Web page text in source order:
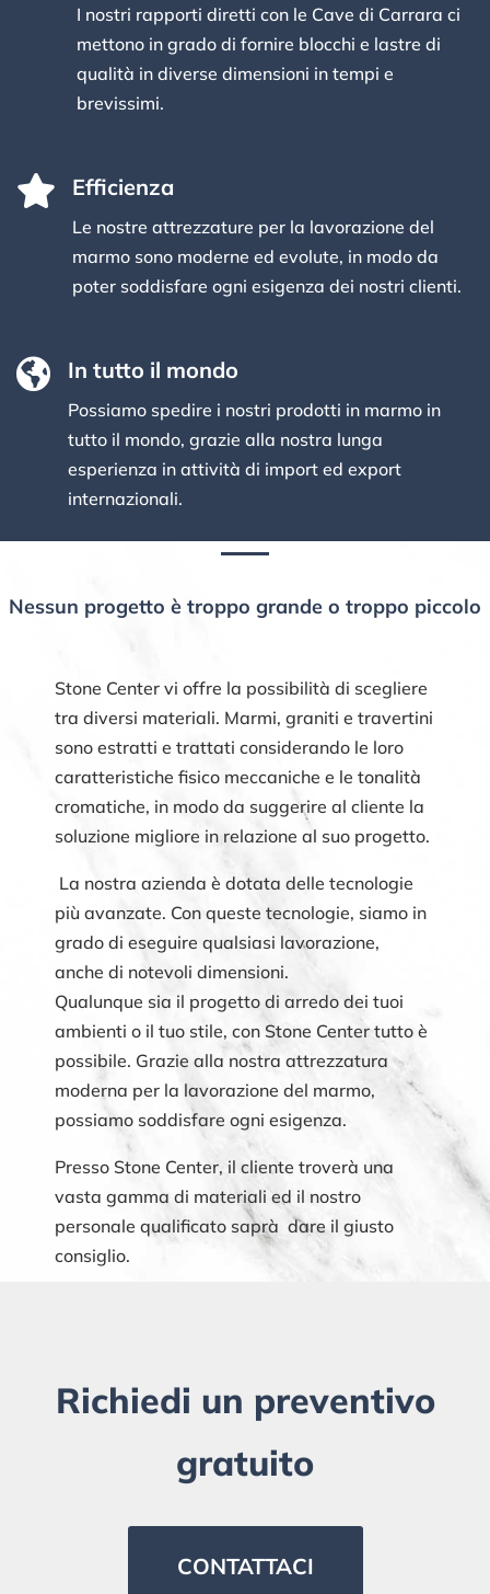
I nostri rapporti diretti con le Cave di Carrara ci
mettono in grado di fornire blocchi e lastre di
qualità in diverse dimensioni in tempi e
brevissimi.
 Efficienza
Le nostre attrezzature per la lavorazione del
marmo sono moderne ed evolute, in modo da
poter soddisfare ogni esigenza dei nostri clienti.
 In tutto il mondo
Possiamo spedire i nostri prodotti in marmo in
tutto il mondo, grazie alla nostra lunga
esperienza in attività di import ed export
internazionali.
Nessun progetto è troppo grande o troppo piccolo
Stone Center vi offre la possibilità di scegliere
tra diversi materiali. Marmi, graniti e travertini
sono estratti e trattati considerando le loro
caratteristiche fisico meccaniche e le tonalità
cromatiche, in modo da suggerire al cliente la
soluzione migliore in relazione al suo progetto.
La nostra azienda è dotata delle tecnologie
più avanzate. Con queste tecnologie, siamo in
grado di eseguire qualsiasi lavorazione,
anche di notevoli dimensioni.
Qualunque sia il progetto di arredo dei tuoi
ambienti o il tuo stile, con Stone Center tutto è
possibile. Grazie alla nostra attrezzatura
moderna per la lavorazione del marmo,
possiamo soddisfare ogni esigenza.
Presso Stone Center, il cliente troverà una
vasta gamma di materiali ed il nostro
personale qualificato saprà dare il giusto
consiglio.
Richiedi un preventivo
gratuito
CONTATTACI